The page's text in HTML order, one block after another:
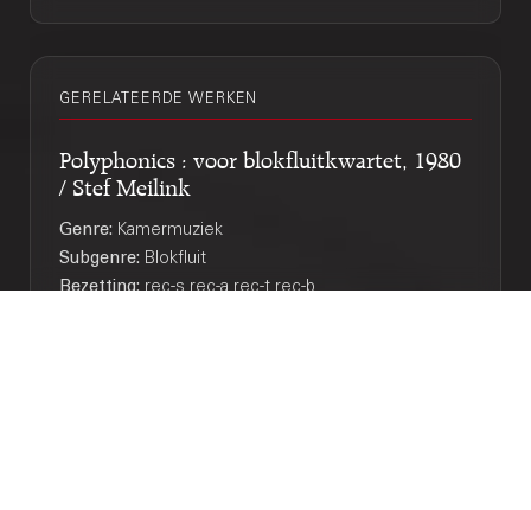
GERELATEERDE WERKEN
Polyphonics : voor blokfluitkwartet, 1980
/ Stef Meilink
Genre: Kamermuziek
Subgenre: Blokfluit
Bezetting:rec-s rec-a rec-t rec-b